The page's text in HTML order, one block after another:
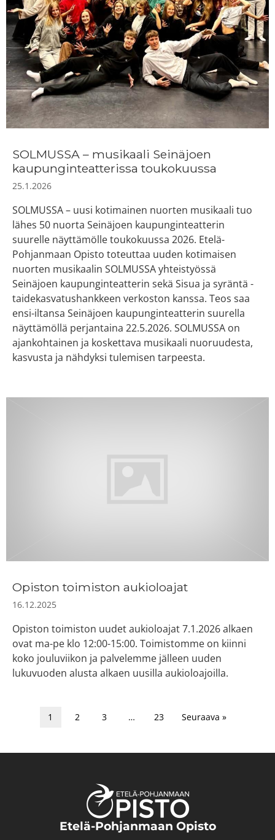
SOLMUSSA – musikaali Seinäjoen
kaupunginteatterissa toukokuussa
25.1.2026
SOLMUSSA – uusi kotimainen nuorten musikaali tuo
lähes 50 nuorta Seinäjoen kaupunginteatterin
suurelle näyttämölle toukokuussa 2026. Etelä-
Pohjanmaan Opisto toteuttaa uuden kotimaisen
nuorten musikaalin SOLMUSSA yhteistyössä
Seinäjoen kaupunginteatterin sekä Sisua ja syräntä -
taidekasvatushankkeen verkoston kanssa. Teos saa
ensi-iltansa Seinäjoen kaupunginteatterin suurella
näyttämöllä perjantaina 22.5.2026. SOLMUSSA on
ajankohtainen ja koskettava musikaali nuoruudesta,
kasvusta ja nähdyksi tulemisen tarpeesta.
Opiston toimiston aukioloajat
16.12.2025
Opiston toimiston uudet aukioloajat 7.1.2026 alkaen
ovat ma-pe klo 12:00-15:00. Toimistomme on kiinni
koko jouluviikon ja palvelemme jälleen uuden
lukuvuoden alusta alkaen uusilla aukioloajoilla.
1 2 3 … 23 Seuraava »
Etelä-Pohjanmaan Opisto